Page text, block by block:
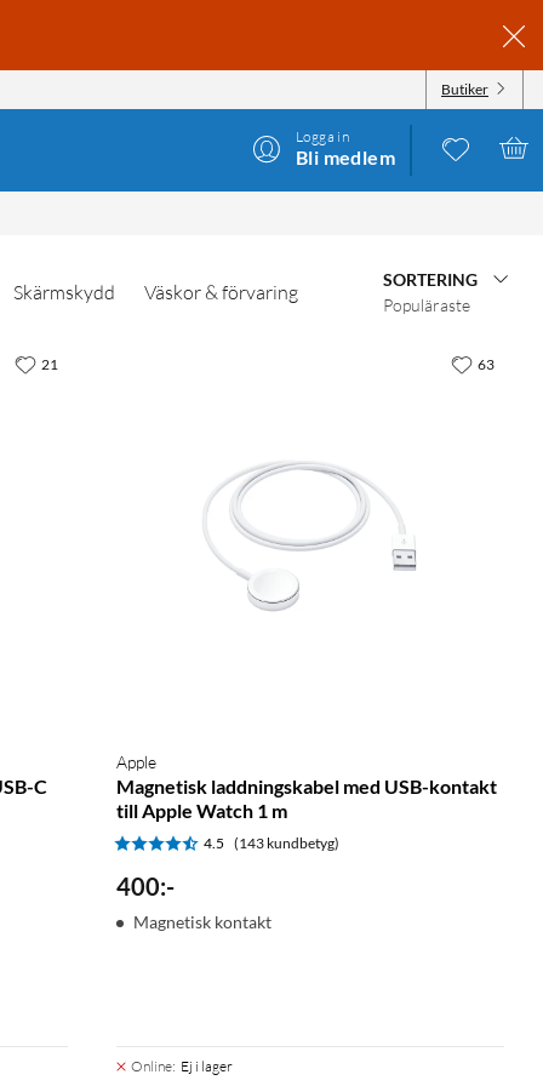
Butiker
Logga in
Bli medlem
Skärmskydd Väskor & förvaring
SORTERING
Populäraste
C
21
Apple
Magnetisk laddningskabel med USB-kontakt
till Apple Watch 1 m
4.5 (143 kundbetyg)
400:-
Magnetisk kontakt
Online: Ej i lager
63